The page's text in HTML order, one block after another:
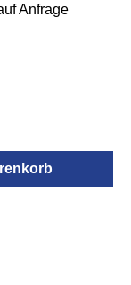
Anfrage